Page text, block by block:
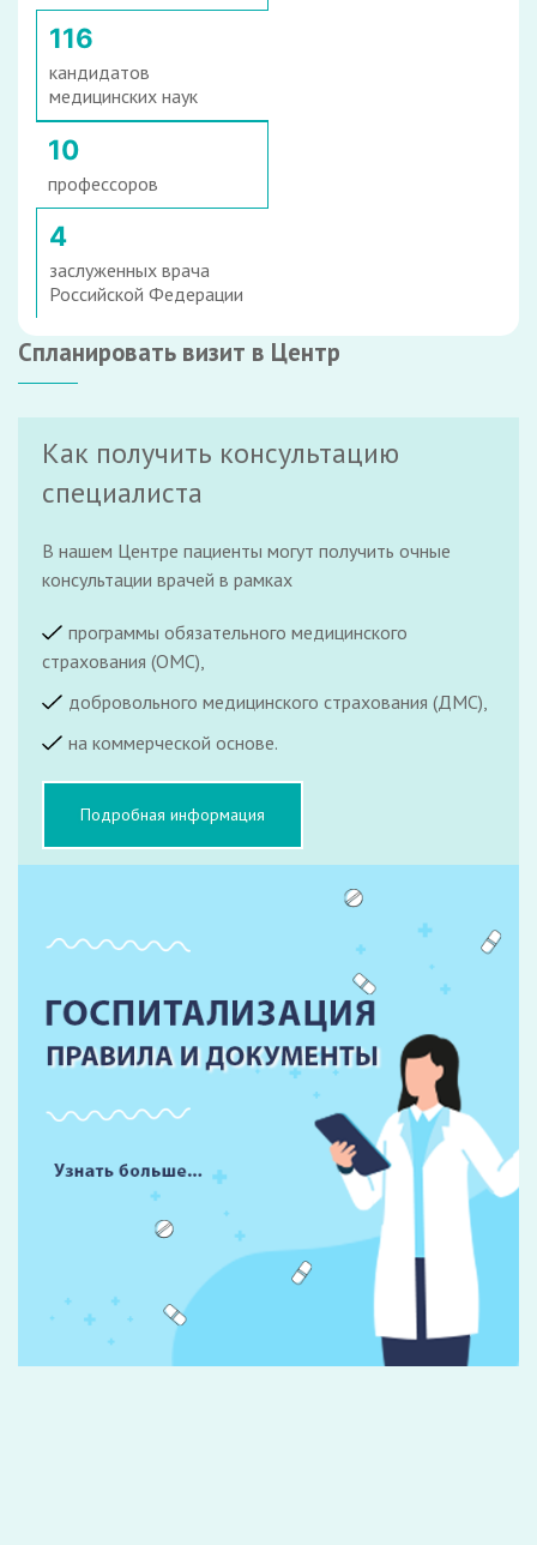
116
кандидатов
медицинских наук
10
профессоров
4
заслуженных врача
Российской Федерации
Спланировать визит в Центр
Как получить консультацию
специалиста
В нашем Центре пациенты могут получить очные
консультации врачей в рамках
программы обязательного медицинского
страхования (ОМС),
добровольного медицинского страхования (ДМС),
на коммерческой основе.
Подробная информация
Форма записи на прием
ФИО: